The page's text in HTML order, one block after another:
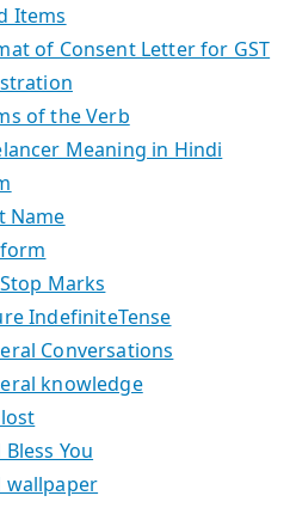
Items
of Consent Letter for GST
of the Verb
Meaning in Hindi
Name
Marks
IndefiniteTense
Conversations
knowledge
Bless You
wallpaper